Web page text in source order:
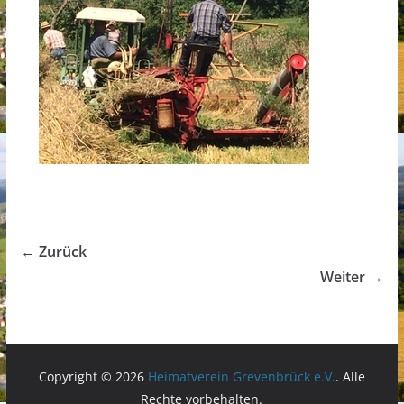
← Zurück
Weiter →
Copyright © 2026 Heimatverein Grevenbrück e.V.. Alle
Rechte vorbehalten.